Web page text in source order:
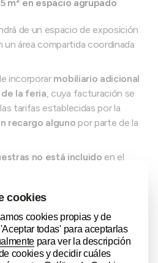
m² en espacio agrupado
de un espacio de exposición
un área compartida coordinada
incorporar mobiliario adicional
la feria, cuya facturación se
tarifas establecidas por la
recargo alguno por parte de la
no está incluido en el
con un conjunto de
promoción coordinadas por la
al mercado finlandés.